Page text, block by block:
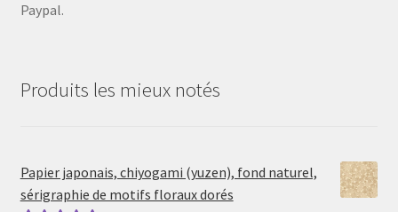
Paypal.
Produits les mieux notés
Papier japonais, chiyogami (yuzen), fond naturel,
sérigraphie de motifs floraux dorés